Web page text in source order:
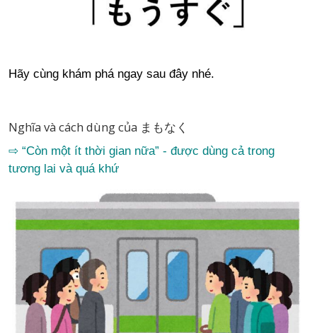
Hãy cùng khám phá ngay sau đây nhé.
Nghĩa và cách dùng của まもなく
⇨ “Còn một ít thời gian nữa” - được dùng cả trong
tương lai và quá khứ